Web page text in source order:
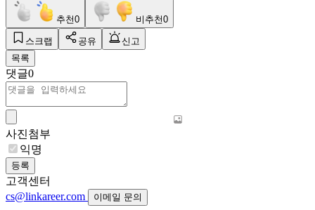
추천0 비추천0
스크랩 공유
신고
목록
댓글0
사진첨부
익명
등록
고객센터
cs@linkareer.com
이메일 문의